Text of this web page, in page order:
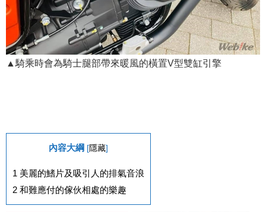
▲騎乘時會為騎士腿部帶來暖風的橫置V型雙缸引擎
內容大綱 [隱藏]
1 美麗的鰭片及吸引人的排氣音浪
2 和難應付的傢伙相處的樂趣